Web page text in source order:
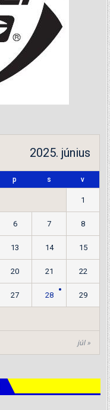
2025. június
p s v
júl »
1
6 7 8
13 14 15
20 21 22
27 28 29